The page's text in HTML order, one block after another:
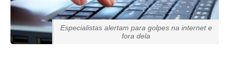
Especialistas alertam para golpes na internet e
fora dela